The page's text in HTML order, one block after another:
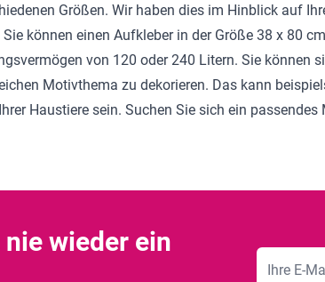
Größen. Wir haben dies im Hinblick auf
können einen Aufkleber in der Größe 38 x 80
von 120 oder 240 Litern. Sie
Motivthema zu dekorieren. Das kann
Haustiere sein. Suchen Sie sich ein
wieder ein
E-